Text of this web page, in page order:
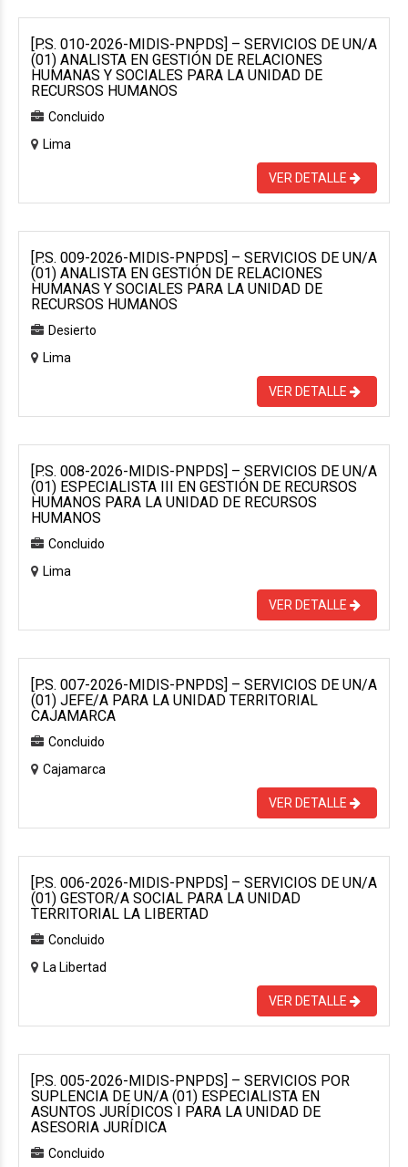
[P.S. 010-2026-MIDIS-PNPDS] – SERVICIOS DE UN/A
(01) ANALISTA EN GESTIÓN DE RELACIONES
HUMANAS Y SOCIALES PARA LA UNIDAD DE
RECURSOS HUMANOS
Concluido
Lima
VER DETALLE
[P.S. 009-2026-MIDIS-PNPDS] – SERVICIOS DE UN/A
(01) ANALISTA EN GESTIÓN DE RELACIONES
HUMANAS Y SOCIALES PARA LA UNIDAD DE
RECURSOS HUMANOS
Desierto
Lima
VER DETALLE
[P.S. 008-2026-MIDIS-PNPDS] – SERVICIOS DE UN/A
(01) ESPECIALISTA III EN GESTIÓN DE RECURSOS
HUMANOS PARA LA UNIDAD DE RECURSOS
HUMANOS
Concluido
Lima
VER DETALLE
[P.S. 007-2026-MIDIS-PNPDS] – SERVICIOS DE UN/A
(01) JEFE/A PARA LA UNIDAD TERRITORIAL
CAJAMARCA
Concluido
Cajamarca
VER DETALLE
[P.S. 006-2026-MIDIS-PNPDS] – SERVICIOS DE UN/A
(01) GESTOR/A SOCIAL PARA LA UNIDAD
TERRITORIAL LA LIBERTAD
Concluido
La Libertad
VER DETALLE
[P.S. 005-2026-MIDIS-PNPDS] – SERVICIOS POR
SUPLENCIA DE UN/A (01) ESPECIALISTA EN
ASUNTOS JURÍDICOS I PARA LA UNIDAD DE
ASESORIA JURÍDICA
Concluido